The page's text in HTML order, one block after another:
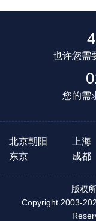
也许您需
您的需
北京朝阳 上海
东京
成都
版权
Copyright 2003-